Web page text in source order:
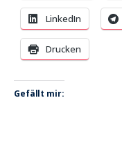
LinkedIn
Drucken
Gefällt mir: